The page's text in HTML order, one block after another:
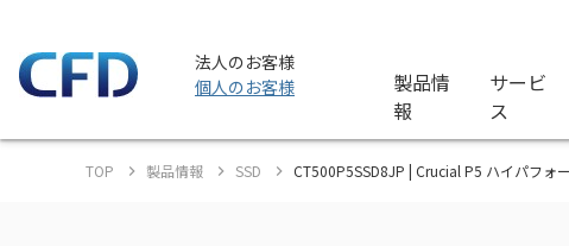
法人のお客様
個人のお客様
製品情
報
サービ
ス
TOP 製品情報 SSD CT500P5SSD8JP | Crucial P5 ハイパフォ